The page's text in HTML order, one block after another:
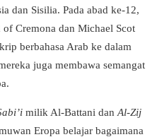
dan Sisilia. Pada abad ke-12,
of Cremona dan Michael Scot
berbahasa Arab ke dalam
juga membawa semangat
milik Al-Battani dan Al-Zij
Eropa belajar bagaimana